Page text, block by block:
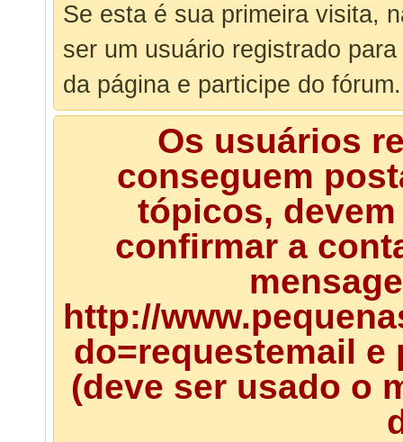
Se esta é sua primeira visita,
ser um usuário registrado
da página e participe do fórum.
Os usuários
conseguem
tópicos,
confirmar a
http://
do=requestemail
(deve ser usado o